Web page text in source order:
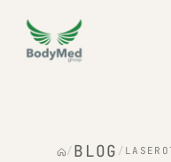
/ BLOG /